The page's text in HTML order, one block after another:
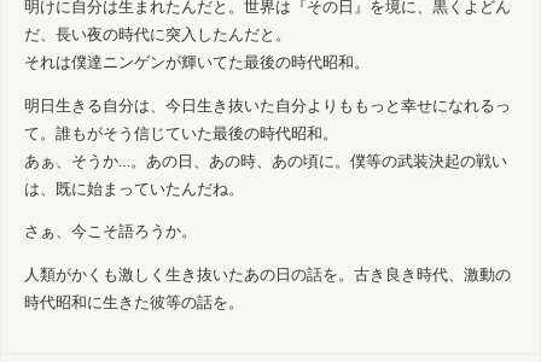
明けに自分は生まれたんだと。世界は『その日』を境に、黒くよどん
だ、長い夜の時代に突入したんだと。
それは僕達ニンゲンが輝いてた最後の時代昭和。
明日生きる自分は、今日生き抜いた自分よりももっと幸せになれるっ
て。誰もがそう信じていた最後の時代昭和。
あぁ、そうか…。あの日、あの時、あの頃に。僕等の武装決起の戦い
は、既に始まっていたんだね。
さぁ、今こそ語ろうか。
人類がかくも激しく生き抜いたあの日の話を。古き良き時代、激動の
時代昭和に生きた彼等の話を。